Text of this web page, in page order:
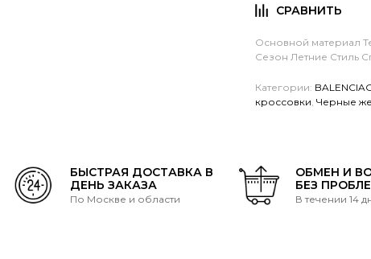
Основной материал
Сезон Летние Стиль
Категории:
кроссовки, Черные
БЫСТРАЯ ДОСТАВКА В
ДЕНЬ ЗАКАЗА
По Москве и области
ОБМЕН И
БЕЗ
В течении 14